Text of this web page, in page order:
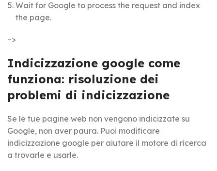
Wait for Google to process the request and index
the page.
–>
Indicizzazione google come
funziona: risoluzione dei
problemi di indicizzazione
Se le tue pagine web non vengono indicizzate su
Google, non aver paura. Puoi modificare
indicizzazione google per aiutare il motore di ricerca
a trovarle e usarle.